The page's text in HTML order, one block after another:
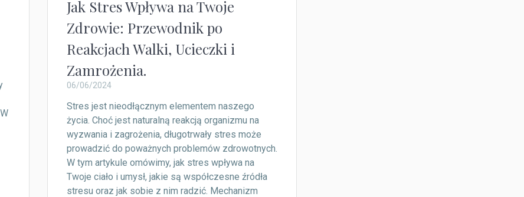
Jak Stres Wpływa na Twoje
Zdrowie: Przewodnik po
Reakcjach Walki, Ucieczki i
Zamrożenia.
06/06/2024
Stres jest nieodłącznym elementem naszego
życia. Choć jest naturalną reakcją organizmu na
wyzwania i zagrożenia, długotrwały stres może
prowadzić do poważnych problemów zdrowotnych.
W tym artykule omówimy, jak stres wpływa na
Twoje ciało i umysł, jakie są współczesne źródła
stresu oraz jak sobie z nim radzić. Mechanizm